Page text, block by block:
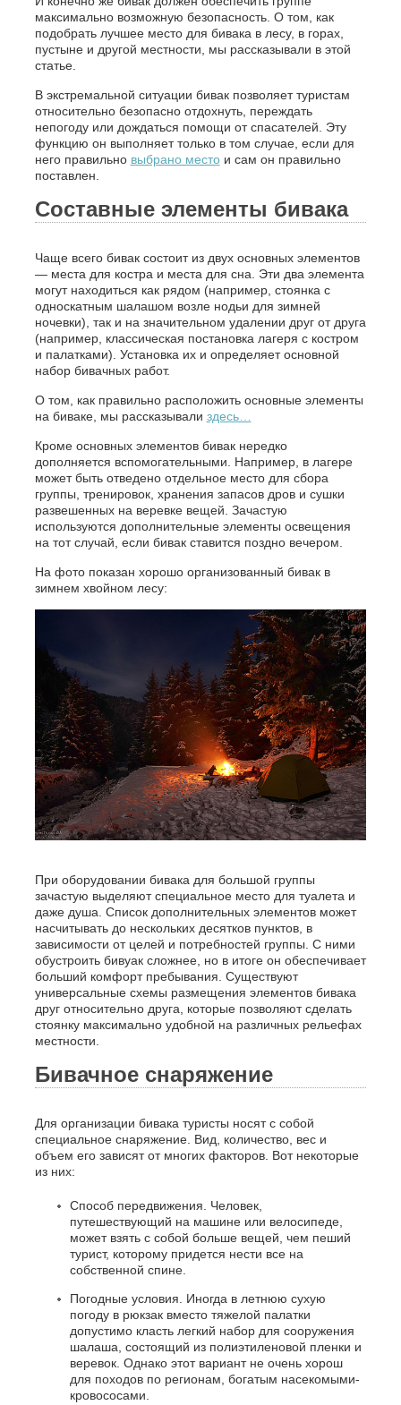
максимально возможную безопасность. О том, как
подобрать лучшее место для бивака в лесу, в горах,
пустыне и другой местности, мы рассказывали в этой
статье.
В экстремальной ситуации бивак позволяет туристам
относительно безопасно отдохнуть, переждать
непогоду или дождаться помощи от спасателей. Эту
функцию он выполняет только в том случае, если для
него правильно выбрано местои сам он правильно
поставлен.
Составные элементы бивака
Чаще всего бивак состоит из двух основных элементов
— места для костра и места для сна. Эти два элемента
могут находиться как рядом (например, стоянка с
односкатным шалашом возле нодьи для зимней
ночевки), так и на значительном удалении друг от друга
(например, классическая постановка лагеря с костром
и палатками). Установка их и определяет основной
набор бивачных работ.
О том, как правильно расположить основные элементы
на биваке, мы рассказывали здесь…
Кроме основных элементов бивак нередко
дополняется вспомогательными. Например, в лагере
может быть отведено отдельное место для сбора
группы, тренировок, хранения запасов дров и сушки
развешенных на веревке вещей. Зачастую
используются дополнительные элементы освещения
на тот случай, если бивак ставится поздно вечером.
На фото показан хорошо организованный бивак в
зимнем хвойном лесу:
При оборудовании бивака для большой группы
зачастую выделяют специальное место для туалета и
даже душа. Список дополнительных элементов может
насчитывать до нескольких десятков пунктов, в
зависимости от целей и потребностей группы. С ними
обустроить бивуак сложнее, но в итоге он обеспечивает
больший комфорт пребывания. Существуют
универсальные схемы размещения элементов бивака
друг относительно друга, которые позволяют сделать
стоянку максимально удобной на различных рельефах
местности.
Бивачное снаряжение
Для организации бивака туристы носят с собой
специальное снаряжение. Вид, количество, вес и
объем его зависят от многих факторов. Вот некоторые
из них:
Способ передвижения. Человек,
путешествующий на машине или велосипеде,
может взять с собой больше вещей, чем пеший
турист, которому придется нести все на
собственной спине.
Погодные условия. Иногда в летнюю сухую
погоду в рюкзак вместо тяжелой палатки
допустимо класть легкий набор для сооружения
шалаша, состоящий из полиэтиленовой пленки и
веревок. Однако этот вариант не очень хорош
для походов по регионам, богатым насекомыми-
кровососами.